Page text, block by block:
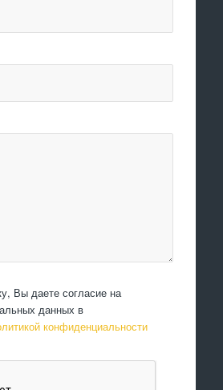
Вы даете согласие на
данных в
конфиденциальности